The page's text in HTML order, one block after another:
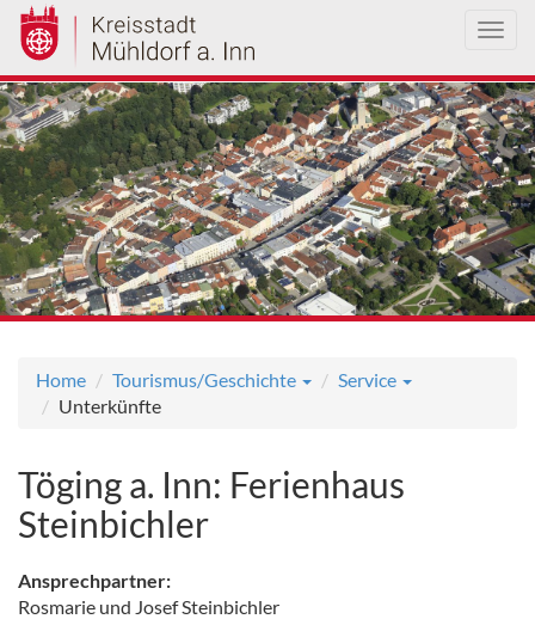
Direkt
zum
Inhalt
Home Tourismus/Geschichte
Service
Unterkünfte
Töging a. Inn: Ferienhaus
Steinbichler
Ansprechpartner:
Rosmarie und Josef Steinbichler